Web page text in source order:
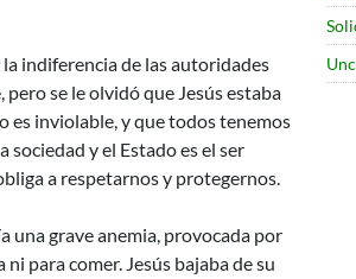
indiferencia de las autoridades
se le olvidó que Jesús estaba
es inviolable, y que todos tenemos
sociedad y el Estado es el ser
a respetarnos y protegernos.
una grave anemia, provocada por
para comer. Jesús bajaba de su